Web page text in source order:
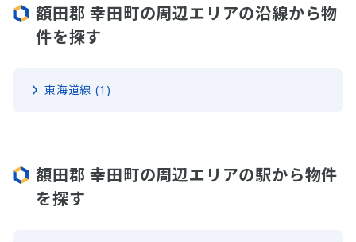
額田郡 幸田町の周辺エリアの沿線から物
件を探す
東海道線 (1)
額田郡 幸田町の周辺エリアの駅から物件
を探す